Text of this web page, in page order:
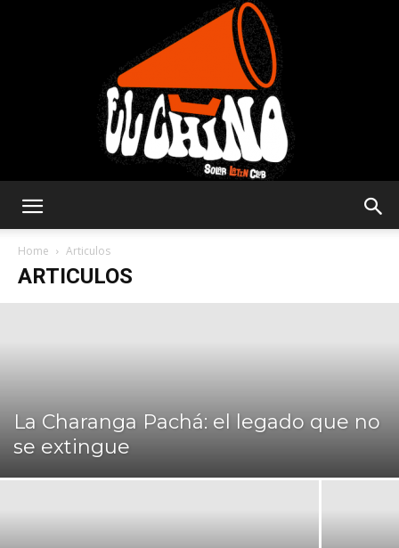
Latin
Home Articulos
ARTICULOS
La Charanga Pachá: el legado que no
se extingue